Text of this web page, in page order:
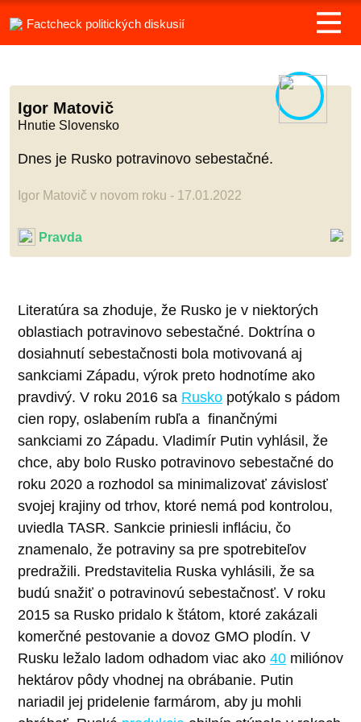
Factcheck politických diskusií
Igor Matovič
Hnutie Slovensko
Dnes je Rusko potravinovo sebestačné.
Igor Matovič v novom roku - 17.01.2022
Pravda
Literatúra sa zhoduje, že Rusko je v niektorých
oblastiach potravinovo sebestačné. Doktrína o
dosiahnutí sebestačnosti bola motivovaná aj
sankciami Západu, výrok preto hodnotíme ako
pravdivý. V roku 2016 sa Rusko potýkalo s pádom
cien ropy, oslabením rubľa a finančnými
sankciami zo Západu. Vladimír Putin vyhlásil, že
chce, aby bolo Rusko potravinovo sebestačné do
roku 2020 a rozhodol sa minimalizovať závislosť
svojej krajiny od trhov, ktoré nemá pod kontrolou,
uviedla TASR. Sankcie priniesli infláciu, čo
znamenalo, že potraviny sa pre spotrebiteľov
predražili. Predstavitelia Ruska vyhlásili, že sa
budú snažiť o potravinovú sebestačnosť. V roku
2015 sa Rusko pridalo k štátom, ktoré zakázali
komerčné pestovanie a dovoz GMO plodín. V
Rusku ležalo ladom odhadom viac ako 40 miliónov
hektárov pôdy vhodnej na obrábanie. Putin
nariadil jej pridelenie farmárom, aby ju mohli